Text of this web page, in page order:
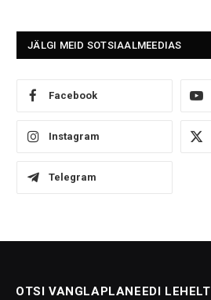
JÄLGI MEID SOTSIAALMEEDIAS
Facebook
Instagram
Telegram
OTSI VANGLAPLANEEDI LEHELT